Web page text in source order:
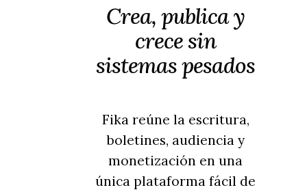
Crea, publica y
crece sin
sistemas pesados
Fika reúne la escritura,
boletines, audiencia y
monetización en una
única plataforma fácil de